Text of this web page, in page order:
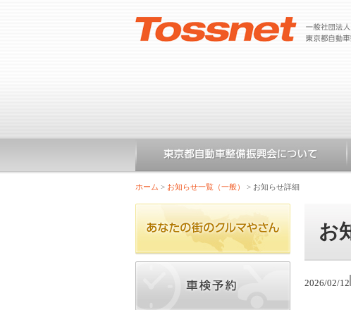
ホーム > お知らせ一覧（一般） > お知らせ詳細
お
2026/02/12